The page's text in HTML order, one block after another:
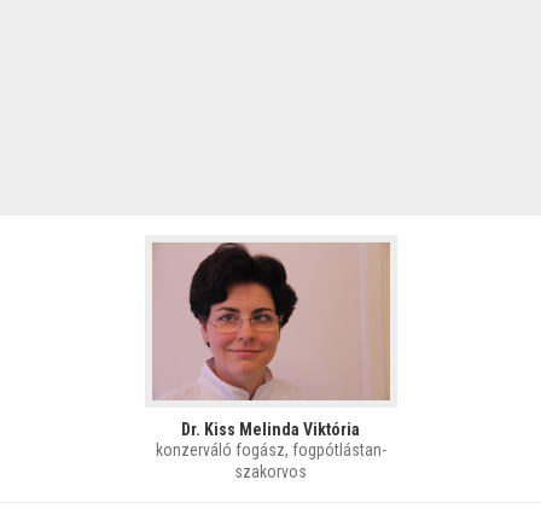
Dr. Kiss Melinda Viktória
konzerváló fogász, fogpótlástan-
szakorvos